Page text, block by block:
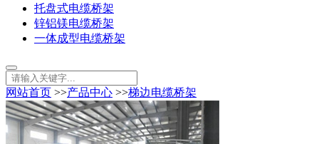
托盘式电缆桥架
锌铝镁电缆桥架
一体成型电缆桥架
网站首页 >>产品中心 >>梯边电缆桥架